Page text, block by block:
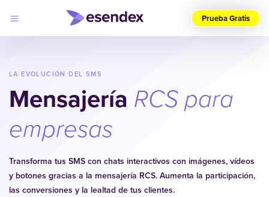
país
Productos
Desarrolladores
Por qué
elegirnos
in
Prueba Gratis
LA EVOLUCIÓN DEL SMS
Mensajería RCS para
empresas
Transforma tus SMS con chats interactivos con imágenes, vídeos
y botones gracias a la mensajería RCS. Aumenta la participación,
las conversiones y la lealtad de tus clientes.